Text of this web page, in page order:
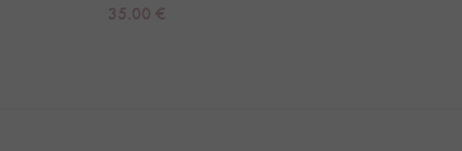
35.00 €